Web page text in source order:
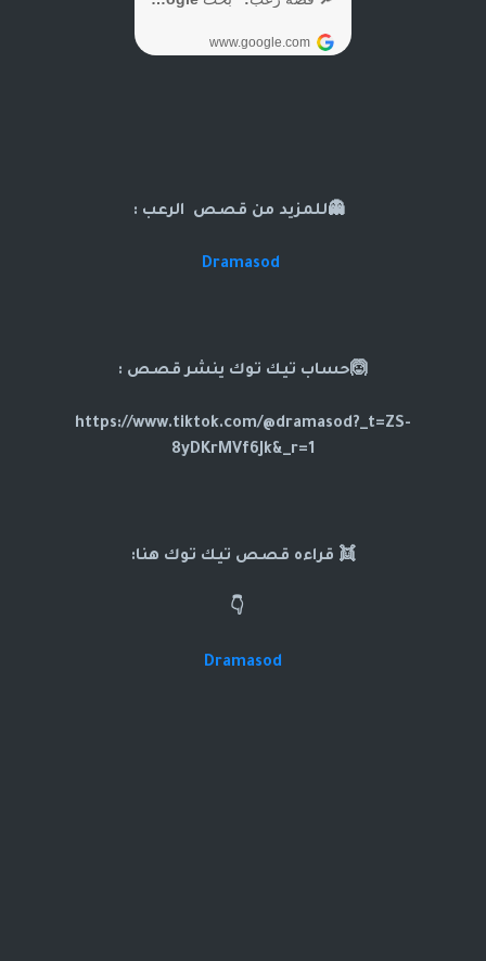
👻للمزيد من قصص الرعب :
Dramasod
🙆حساب تيك توك ينشر قصص :
https://www.tiktok.com/@dramasod?_t=ZS-
8yDKrMVf6Jk&_r=1
👯 قراءه قصص تيك توك هنا:
👇
Dramasod